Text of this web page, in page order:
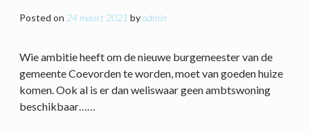
Posted on 24 maart 2021 byadmin
Wie ambitie heeft om de nieuwe burgemeester van de
gemeente Coevorden te worden, moet van goeden huize
komen. Ook al is er dan weliswaar geen ambtswoning
beschikbaar……